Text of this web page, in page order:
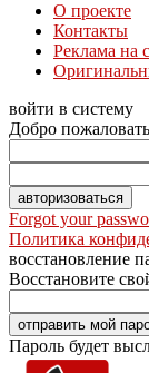
О проекте
Контакты
Реклама на
войти в систему
Добро
Forgot your
Политика
восстановление
Восстановите
Пароль будет